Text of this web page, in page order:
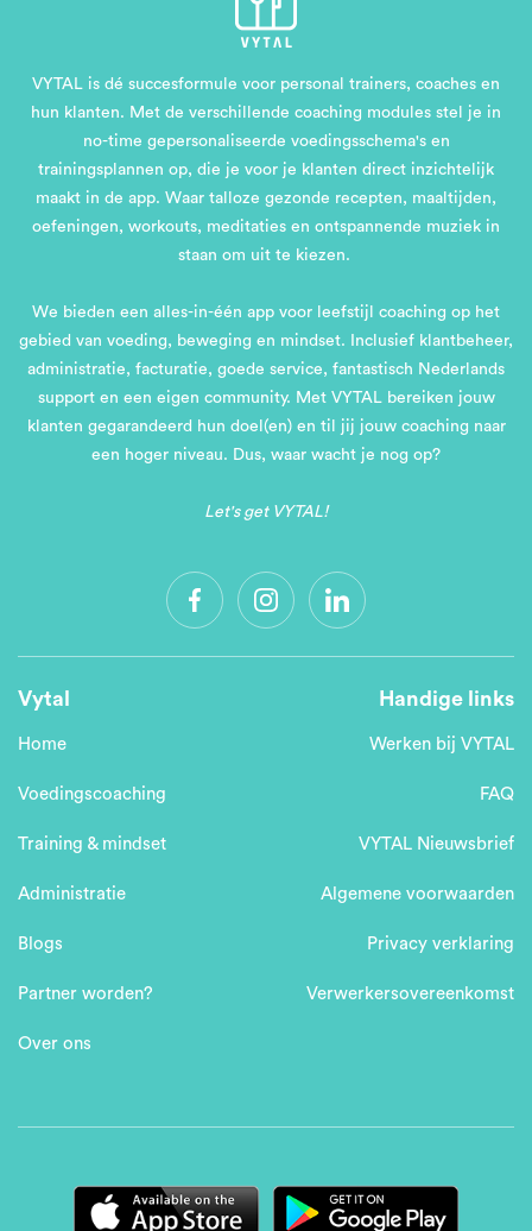
VYTAL is dé succesformule voor personal trainers, coaches en
hun klanten. Met de verschillende coaching modules stel je in
no-time gepersonaliseerde voedingsschema's en
trainingsplannen op, die je voor je klanten direct inzichtelijk
maakt in de app. Waar talloze gezonde recepten, maaltijden,
oefeningen, workouts, meditaties en ontspannende muziek in
staan om uit te kiezen.
We bieden een alles-in-één app voor leefstijl coaching op het
gebied van voeding, beweging en mindset. Inclusief klantbeheer,
administratie, facturatie, goede service, fantastisch Nederlands
support en een eigen community. Met VYTAL bereiken jouw
klanten gegarandeerd hun doel(en) en til jij jouw coaching naar
een hoger niveau. Dus, waar wacht je nog op?
Let's get VYTAL!
Vytal
Home
Voedingscoaching
Training & mindset
Administratie
Blogs
Partner worden?
Over ons
Handige links
Werken bij VYTAL
FAQ
VYTAL Nieuwsbrief
Algemene voorwaarden
Privacy verklaring
Verwerkersovereenkomst